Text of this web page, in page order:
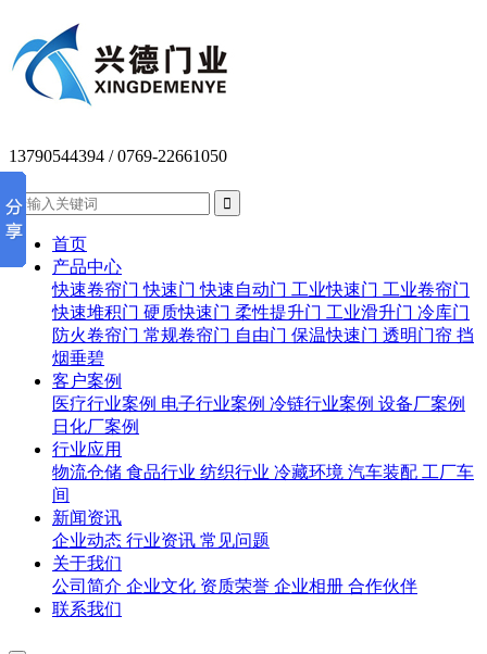
13790544394 / 0769-22661050

首页
产品中心
快速卷帘门 快速门 快速自动门 工业快速门 工业卷帘门
快速堆积门 硬质快速门 柔性提升门 工业滑升门 冷库门
防火卷帘门 常规卷帘门 自由门 保温快速门 透明门帘 挡
烟垂碧
客户案例
医疗行业案例 电子行业案例 冷链行业案例 设备厂案例
日化厂案例
行业应用
物流仓储 食品行业 纺织行业 冷藏环境 汽车装配 工厂车
间
新闻资讯
企业动态 行业资讯 常见问题
关于我们
公司简介 企业文化 资质荣誉 企业相册 合作伙伴
联系我们